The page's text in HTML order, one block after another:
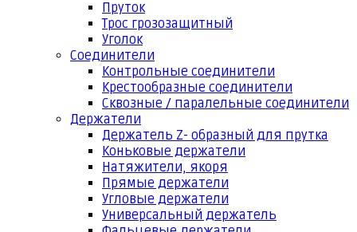
Пруток
Трос грозозащитный
Уголок
Соединители
Контрольные соединители
Крестообразные соединители
Сквозные / паралельные соединители
Держатели
Держатель Z- образный для прутка
Коньковые держатели
Натяжители, якоря
Прямые держатели
Угловые держатели
Универсальный держатель